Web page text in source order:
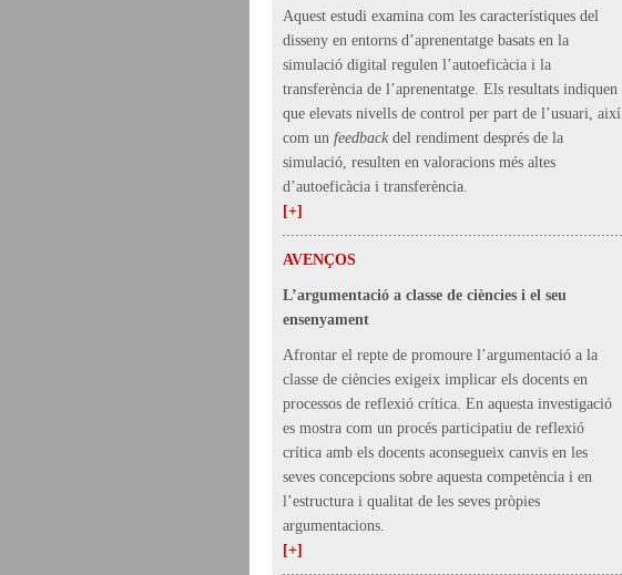
Aquest estudi examina com les característiques del
disseny en entorns d’aprenentatge basats en la
simulació digital regulen l’autoeficàcia i la
transferència de l’aprenentatge. Els resultats indiquen
que elevats nivells de control per part de l’usuari, així
com un feedback del rendiment després de la
simulació, resulten en valoracions més altes
d’autoeficàcia i transferència.
[+]
AVENÇOS
L’argumentació a classe de ciències i el seu
ensenyament
Afrontar el repte de promoure l’argumentació a la
classe de ciències exigeix implicar els docents en
processos de reflexió crítica. En aquesta investigació
es mostra com un procés participatiu de reflexió
crítica amb els docents aconsegueix canvis en les
seves concepcions sobre aquesta competència i en
l’estructura i qualitat de les seves pròpies
argumentacions.
[+]